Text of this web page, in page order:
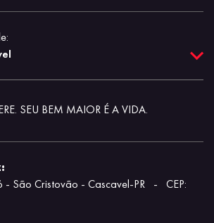
SEU BEM MAIOR É A VIDA.
- São Cristovão - Cascavel-PR
-
CEP: